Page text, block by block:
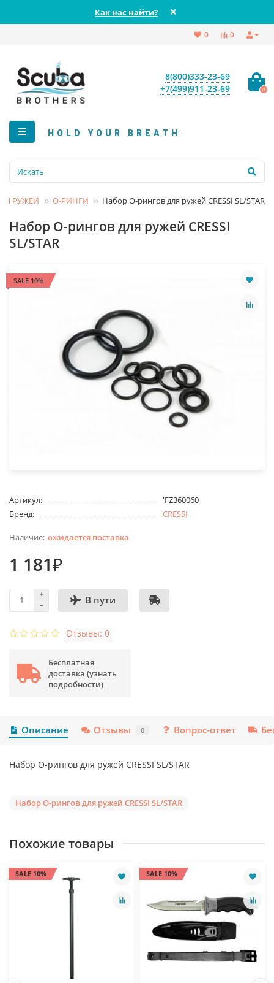
Как нас найти?
0
0
8(800)333-23-69
+7(499)911-23-69
0
HOLD YOUR BREATH
РУЖЕЙ О-РИНГИ Набор О-рингов для ружей CRESSI SL/STAR
Набор О-рингов для ружей CRESSI
SL/STAR
SALE 10%
Артикул:
'FZ360060
Бренд:
CRESSI
ожидается поставка
1 181₽
В пути
Отзывы: 0
Бесплатная
доставка (узнать
подробности)
Описание Отзывы 0 Вопрос-ответ
Набор О-рингов для ружей CRESSI SL/STAR
Набор О-рингов для ружей CRESSI SL/STAR
Похожие товары
SALE 10% SALE 10%